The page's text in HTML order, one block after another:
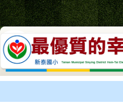
跳至主內容區
臺南市新泰國小網站
導覽列